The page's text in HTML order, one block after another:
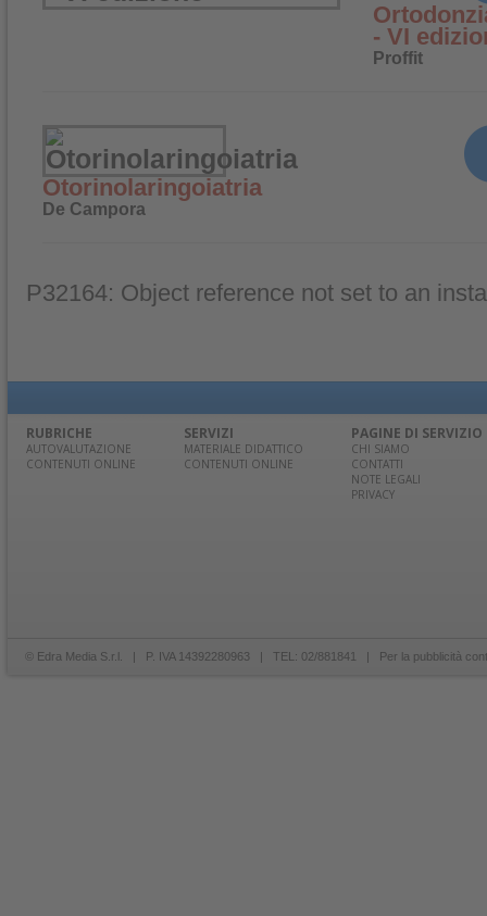
- VI
Proffit
Otorinolaringoiatria
De Campora
P32164: Object reference not set to an
RUBRICHE
AUTOVALUTAZIONE
CONTENUTI ONLINE
SERVIZI
MATERIALE DIDATTICO
CONTENUTI ONLINE
PAGINE DI SERVIZIO
CHI SIAMO
CONTATTI
NOTE LEGALI
PRIVACY
© Edra Media S.r.l. | P. IVA 14392280963 | TEL: 02/881841 | Per la pubblicità